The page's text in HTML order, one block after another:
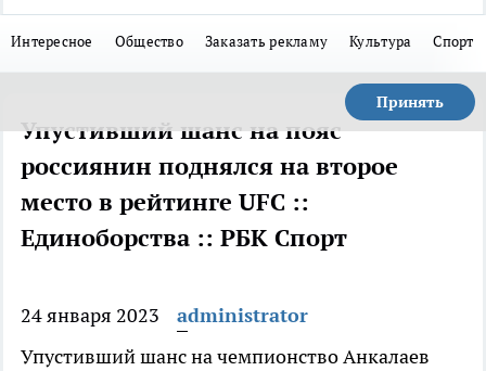
Интересное Общество Заказать рекламу Культура Спорт
Принять
Упустивший шанс на пояс
россиянин поднялся на второе
место в рейтинге UFС ::
Единоборства :: РБК Спорт
24 января 2023
administrator
Упустивший шанс на чемпионство Анкалаев